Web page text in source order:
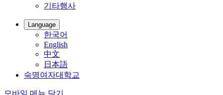
기타행사
Language
한국어
English
中文
日本語
숙명여자대학교
모바일 메뉴 닫기